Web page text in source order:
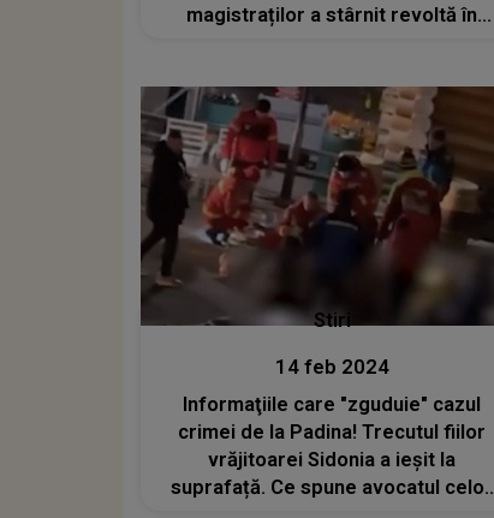
magistraților a stârnit revoltă în
Stiri
14 feb 2024
Informaţiile care "zguduie" cazul
crimei de la Padina! Trecutul fiilor
vrăjitoarei Sidonia a ieșit la
suprafață. Ce spune avocatul celor